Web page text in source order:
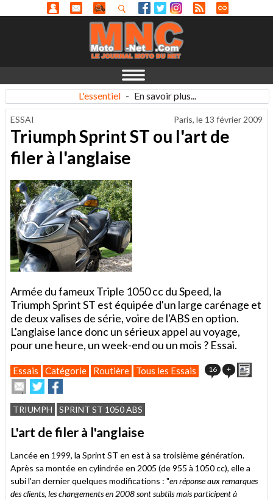
L'essentiel - En savoir plus...
ESSAI Paris, le 13 février 2009
Triumph Sprint ST ou l'art de
filer à l'anglaise
Armée du fameux Triple 1050 cc du Speed, la
Triumph Sprint ST est équipée d'un large carénage et
de deux valises de série, voire de l'ABS en option.
L'anglaise lance donc un sérieux appel au voyage,
pour une heure, un week-end ou un mois ? Essai.
Essais Catégorie Routière Tous les Essais 16 +
Envoyer
cet
article
à
un
ami
Partager
sur
Twitter
sur
Facebook
TRIUMPH SPRINT ST 1050 ABS
L'art de filer à l'anglaise
Lancée en 1999, la Sprint ST en est à sa troisième génération.
Après sa montée en cylindrée en 2005 (de 955 à 1050 cc), elle a
subi l'an dernier quelques modifications : "en réponse aux remarques
des clients, les changements en 2008 sont subtils mais participent à